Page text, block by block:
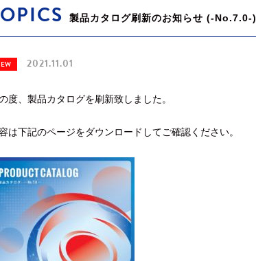
製品カタログ刷新のお知らせ (-No.7.0-)
2021.11.01
度、製品カタログを刷新致しました。
は下記のページをダウンロードしてご確認ください。